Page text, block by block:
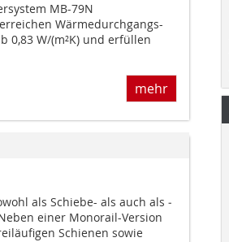
MB-79N
Wärmedurchgangs-
0,83 W/(m²K) und erfüllen
mehr
als Schiebe- als auch als
einer Monorail-Version
Schienen sowie